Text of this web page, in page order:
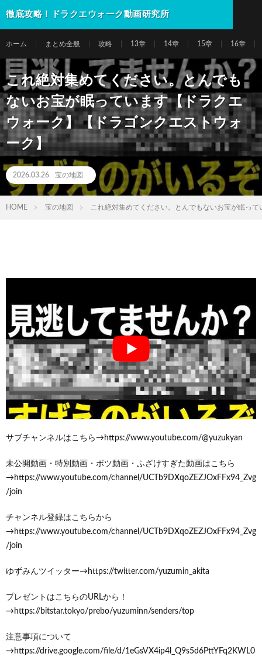
徹底攻略！ドラクエウォーク動画研究所
ホーム まとめ全般 攻略 13章 14章 15章 16章
これ絶対集めてください。とんでも
ないお宝が眠っています【ドラクエ
ウォーク】【ドラゴンクエストウォ
ーク】
2026.03.26 宝の地図
HOME 宝の地図 これ絶対集めてください。とんでもないお宝が眠っ
サブチャンネルはこちら→https://www.youtube.com/@yuzukyan
未公開動画・特別動画・ボツ動画・ふざけすぎた動画はこちら
→https://www.youtube.com/channel/UCTb9DXqoZEZJOxFFx94_Zvg
/join
チャンネル登録はこちらから
→https://www.youtube.com/channel/UCTb9DXqoZEZJOxFFx94_Zvg
/join
ゆずみんツイッター→https://twitter.com/yuzumin_akita
プレゼントはこちらのURLから！
→https://bitstar.tokyo/prebo/yuzuminn/senders/top
注意事項について
→https://drive.google.com/file/d/1eGsVX4ip4l_Q9s5d6PttYFq2KWL0